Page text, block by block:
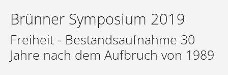
Brünner Symposium 2019
Freiheit - Bestandsaufnahme 30
Jahre nach dem Aufbruch von 1989